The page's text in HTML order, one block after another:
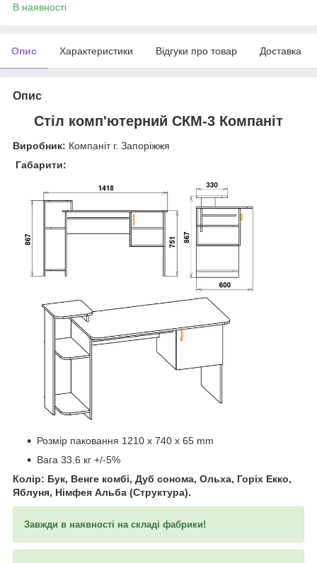
В наявності
Опис Характеристики Відгуки про товар Доставка
Опис
Стіл комп'ютерний СКМ-3 Компаніт
Виробник: Компаніт г. Запоріжжя
Габарити:
Розмір паковання 1210 x 740 x 65 mm
Вага 33.6 кг +/-5%
Колір: Бук, Венге комбі, Дуб сонома, Ольха, Горіх Екко,
Яблуня, Німфея Альба (Структура).
Завжди в наявності на складі фабрики!